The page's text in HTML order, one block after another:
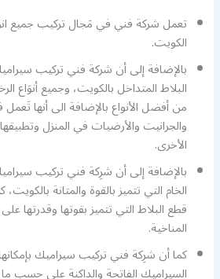
تعمل شركة فني في مَجال تركيب جميع
الكويت.
بالإضافة إلى أن شركة فني تركيب
البلاط المتداخل بالكويت، وجميع أنوَاع
من أفضل الأنواع بالإضافة الى أنها
والجرانيت والأرضيات في المنزل
الأخرى.
بالإضافة إلى أن شرِكة فني تركيب
الخام التي تتميز بالقوة والمتانة
قطع البلاط التي تتميز بقوتها
المناخية.
كما أن شرِكة فني تركيب سيراميك
السيراميك الفاتحة والداكنة على حسب